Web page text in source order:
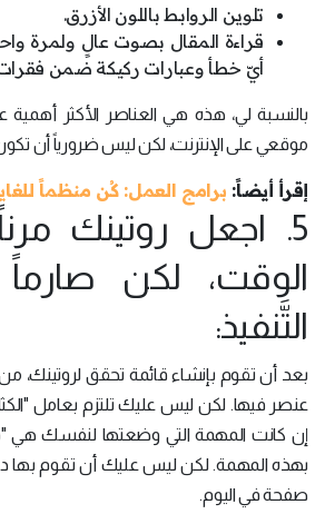
تلوين الروابط باللون الأزرق.
قراءة المقال بصوت عالٍ ولمرة
أيّ خطأ وعبارات ركيكة ضمن فقرات
بالنسبة لي، هذه هي العناصر الأكثر
موقعي على الإنترنت، لكن ليس ضرورياً أن
إقرأ أيضاً: برامج العمل: كُن منظماً
5. اجعل روتينك
الوقت، لكن
التَّنفيذ:
بعد أن تقوم بإنشاء قائمة تحقق لروتينك،
عنصر فيها. لكن ليس عليك تلتزم بعامل
إن كانت المهمة التي وضعتها لنفسك هي
صفحة في اليوم.